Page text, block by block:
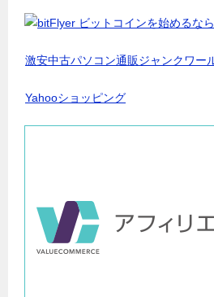
激安中古パソコン通販ジャンクワー
Yahooショッピング